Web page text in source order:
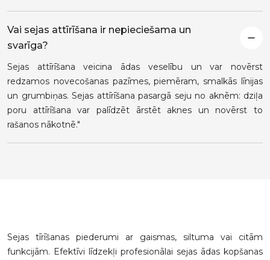
Vai sejas attīrīšana ir nepieciešama un
svarīga?
Sejas attīrīšana veicina ādas veselību un var novērst
redzamos novecošanas pazīmes, piemēram, smalkās līnijas
un grumbiņas. Sejas attīrīšana pasargā seju no aknēm: dziļa
poru attīrīšana var palīdzēt ārstēt aknes un novērst to
rašanos nākotnē."
Sejas tīrīšanas piederumi ar gaismas, siltuma vai citām
funkcijām. Efektīvi līdzekļi profesionālai sejas ādas kopšanas